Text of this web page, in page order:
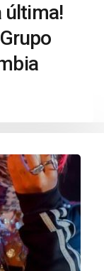
última!